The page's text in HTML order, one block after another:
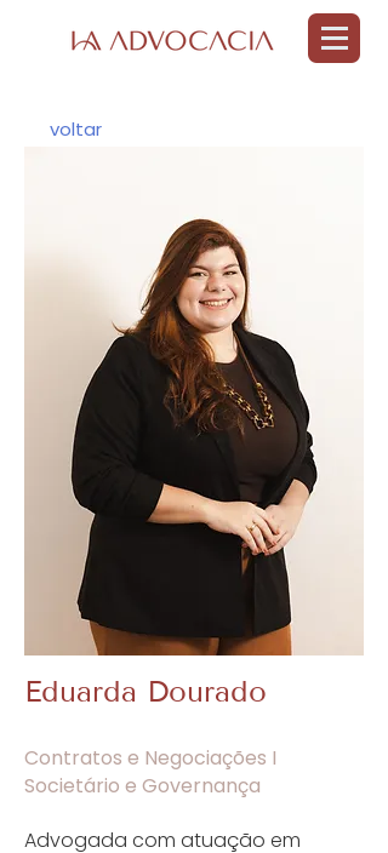
voltar
Eduarda Dourado
Contratos e Negociações I
Societário e Governança
Advogada com atuação em